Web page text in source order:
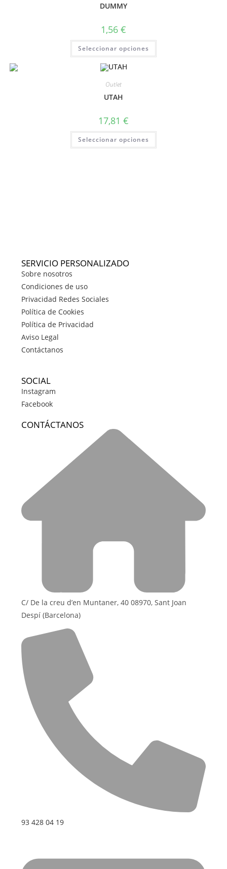
DUMMY
1,56 €
Seleccionar opciones
Outlet
UTAH
17,81 €
Seleccionar opciones
SERVICIO PERSONALIZADO
Sobre nosotros
Condiciones de uso
Privacidad Redes Sociales
Política de Cookies
Política de Privacidad
Aviso Legal
Contáctanos
SOCIAL
Instagram
Facebook
CONTÁCTANOS
C/ De la creu d’en Muntaner, 40 08970, Sant Joan
Despí (Barcelona)
93 428 04 19